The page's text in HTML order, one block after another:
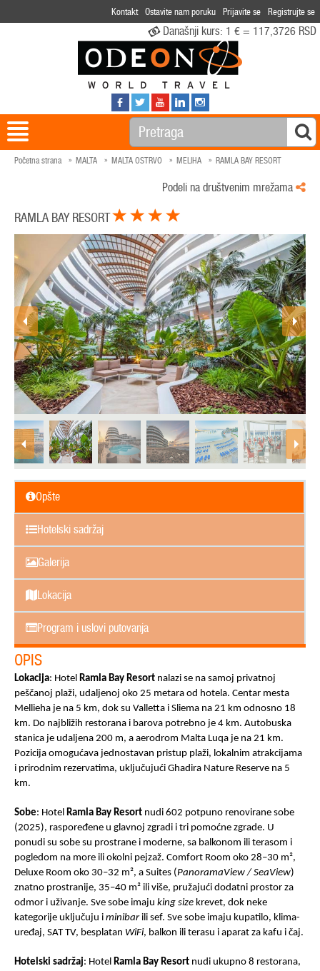
Kontakt Ostavite nam poruku Prijavite se Registrujte se
Današnji kurs: 1 € = 117,3726 RSD
Početna strana MALTA MALTA OSTRVO MELIHA RAMLA BAY RESORT
Podeli na društvenim mrežama
RAMLA BAY RESORT
Opšte
Hotelski sadržaj
Galerija
Lokacija
Program i uslovi putovanja
OPIS
Lokacija: Hotel Ramla Bay Resort nalazi se na samoj privatnoj
peščanoj plaži, udaljenoj oko 25 metara od hotela. Centar mesta
Mellieha je na 5 km, dok su Valletta i Sliema na 21 km odnosno 18
km. Do najbližih restorana i barova potrebno je 4 km. Autobuska
stanica je udaljena 200 m, a aerodrom Malta Luqa je na 21 km.
Pozicija omogućava jednostavan pristup plaži, lokalnim atrakcijama
i prirodnim rezervatima, uključujući Ghadira Nature Reserve na 5
km.
Sobe: Hotel Ramla Bay Resort nudi 602 potpuno renovirane sobe
(2025), raspoređene u glavnoj zgradi i tri pomoćne zgrade. U
ponudi su sobe su prostrane i moderne, sa balkonom ili terasom i
pogledom na more ili okolni pejzaž. Comfort Room oko 28–30 m²,
Deluxe Room oko 30–32 m², a Suites (PanoramaView / SeaView)
znatno prostranije, 35–40 m² ili više, pružajući dodatni prostor za
odmor i uživanje. Sve sobe imaju king size krevet, dok neke
kategorije uključuju i minibarili sef. Sve sobe imaju kupatilo, klima-
uređaj, SAT TV, besplatan WiFi, balkon ili terasu i aparat za kafu i čaj.
Hotelski sadržaj: Hotel Ramla Bay Resort nudi ukupno 8 restorana,